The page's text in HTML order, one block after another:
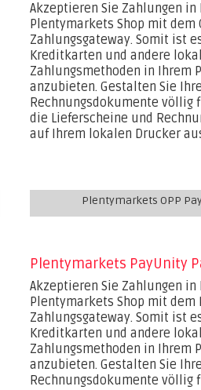
Akzeptieren Sie Zahlungen in
Plentymarkets Shop mit dem
Zahlungsgateway. Somit ist
Kreditkarten und andere
Zahlungsmethoden in Ihrem
anzubieten. Gestalten Sie
Rechnungsdokumente völlig
die Lieferscheine und
auf Ihrem lokalen Drucker
Plentymarkets OPP
Plentymarkets PayUnity
Akzeptieren Sie Zahlungen in
Plentymarkets Shop mit dem
Zahlungsgateway. Somit ist
Kreditkarten und andere
Zahlungsmethoden in Ihrem
anzubieten. Gestalten Sie
Rechnungsdokumente völlig